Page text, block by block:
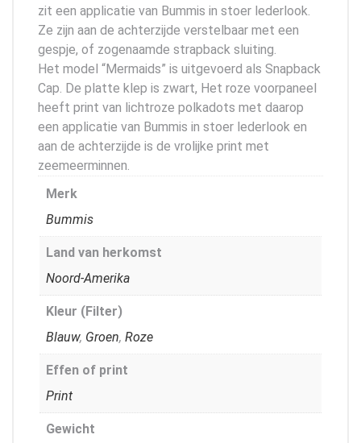
zit een applicatie van Bummis in stoer lederlook.
Ze zijn aan de achterzijde verstelbaar met een
gespje, of zogenaamde strapback sluiting.
Het model “Mermaids” is uitgevoerd als Snapback
Cap. De platte klep is zwart, Het roze voorpaneel
heeft print van lichtroze polkadots met daarop
een applicatie van Bummis in stoer lederlook en
aan de achterzijde is de vrolijke print met
zeemeerminnen.
Merk
Bummis
Land van herkomst
Noord-Amerika
Kleur (Filter)
Blauw, Groen, Roze
Effen of print
Print
Gewicht